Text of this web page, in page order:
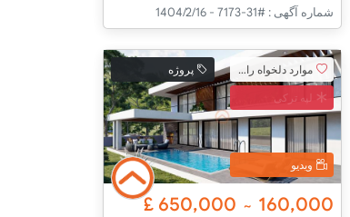
شماره آگهی : #31-7173 - 1404/2/16
موارد دلخواه را اضافه کنید
لپه ترکی
پروژه
ویدیو
160,000
~
650,000
£